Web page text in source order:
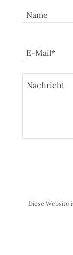
Name
E-Mail*
Diese Website